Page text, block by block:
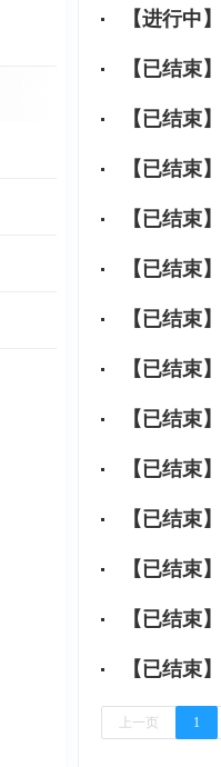
【进行中】
【已结束】
【已结束】
【已结束】
【已结束】
【已结束】
【已结束】
【已结束】
【已结束】
【已结束】
【已结束】
【已结束】
【已结束】
【已结束】
上一页 1